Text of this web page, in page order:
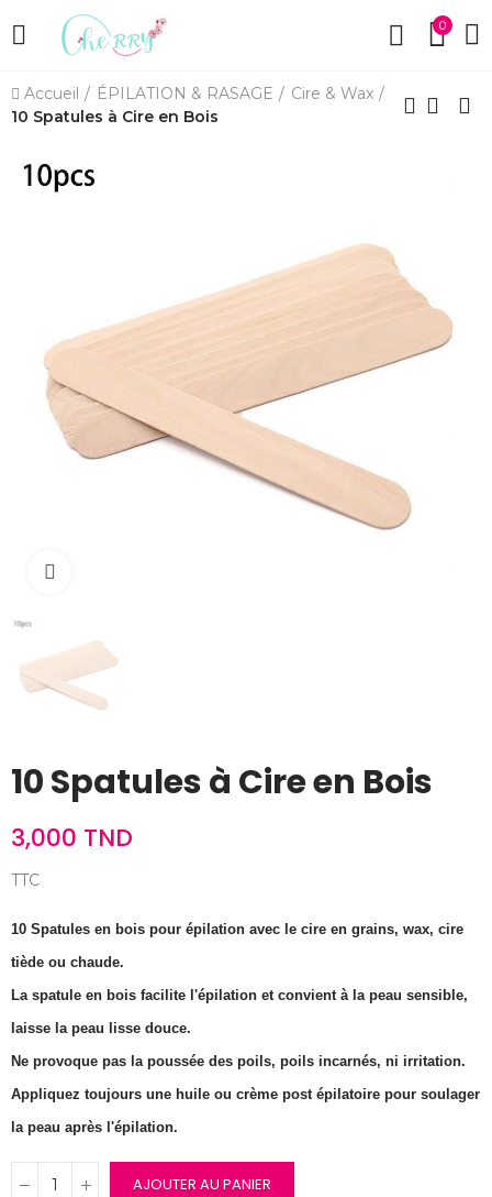
0
Accueil ÉPILATION & RASAGE
Cire & Wax
10 Spatules à Cire en Bois
10 Spatules à Cire en Bois
3,000 TND
TTC
10 Spatules en bois pour épilation avec le cire en grains, wax, cire
tiède ou chaude.
La spatule en bois facilite l'épilation et convient à la peau sensible,
laisse la peau lisse douce.
Ne provoque pas la poussée des poils, poils incarnés, ni irritation.
Appliquez toujours une huile ou crème post épilatoire pour soulager
la peau après l'épilation.
AJOUTER AU PANIER